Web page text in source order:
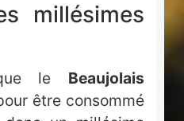
millésimes
le Beaujolais
être consommé